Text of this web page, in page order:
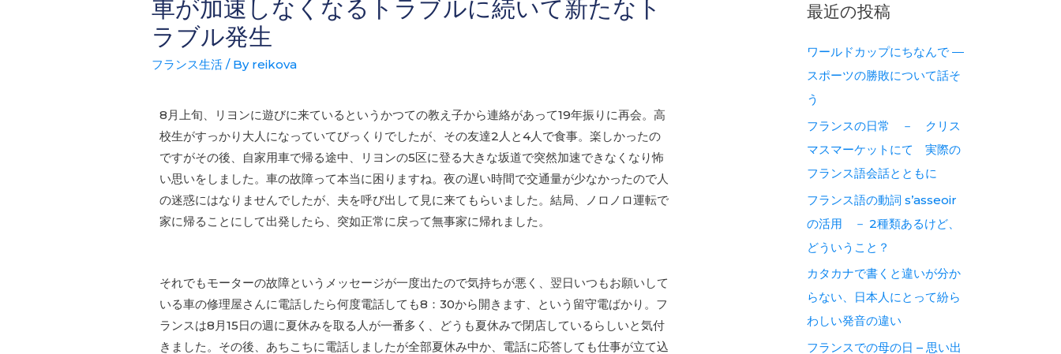
車が加速しなくなるトラブルに続いて新たなト
ラブル発生
フランス生活 / By reikova
8月上旬、リヨンに遊びに来ているというかつての教え子から連絡があって19年振りに再会。高
校生がすっかり大人になっていてびっくりでしたが、その友達2人と4人で食事。楽しかったの
ですがその後、自家用車で帰る途中、リヨンの5区に登る大きな坂道で突然加速できなくなり怖
い思いをしました。車の故障って本当に困りますね。夜の遅い時間で交通量が少なかったので人
の迷惑にはなりませんでしたが、夫を呼び出して見に来てもらいました。結局、ノロノロ運転で
家に帰ることにして出発したら、突如正常に戻って無事家に帰れました。
それでもモーターの故障というメッセージが一度出たので気持ちが悪く、翌日いつもお願いして
いる車の修理屋さんに電話したら何度電話しても8：30から開きます、という留守電ばかり。フ
ランスは8月15日の週に夏休みを取る人が一番多く、どうも夏休みで閉店しているらしいと気付
きました。その後、あちこちに電話しましたが全部夏休み中か、電話に応答しても仕事が立て込
最近の投稿
ワールドカップにちなんで ―
スポーツの勝敗について話そ
う
フランスの日常 － クリス
マスマーケットにて 実際の
フランス語会話とともに
フランス語の動詞 s’asseoir
の活用 － 2種類あるけど、
どういうこと？
カタカナで書くと違いが分か
らない、日本人にとって紛ら
わしい発音の違い
フランスでの母の日 – 思い出